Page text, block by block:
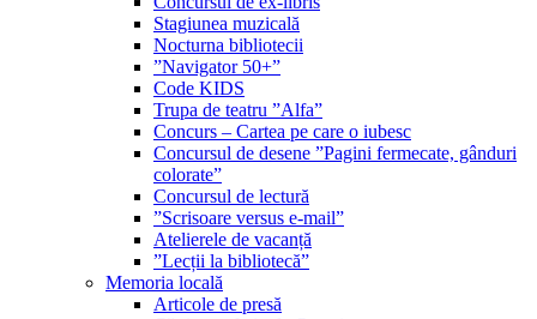
Stagiunea muzicală
Nocturna bibliotecii
”Navigator 50+”
Code KIDS
Trupa de teatru ”Alfa”
Concurs – Cartea pe care o iubesc
Concursul de desene ”Pagini fermecate, gânduri
colorate”
Concursul de lectură
”Scrisoare versus e-mail”
Atelierele de vacanță
”Lecții la bibliotecă”
Memoria locală
Articole de presă